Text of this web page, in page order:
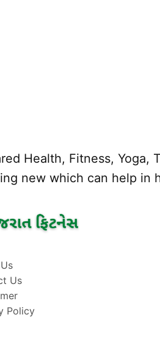
Health, Fitness,
new which can help in
Us
Policy